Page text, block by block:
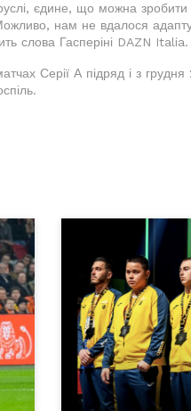
єдине, що можна
нам не вдалося
слова Гасперіні DAZN Italia.
Серії А підряд і з